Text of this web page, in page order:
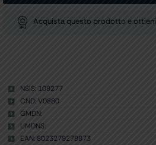
tastiera,
supp.
monitor,
Acquista questo prodotto e ottieni
NSIS: 109277
CND: V0880
GMDN:
UMDNS:
EAN: 8023279278873